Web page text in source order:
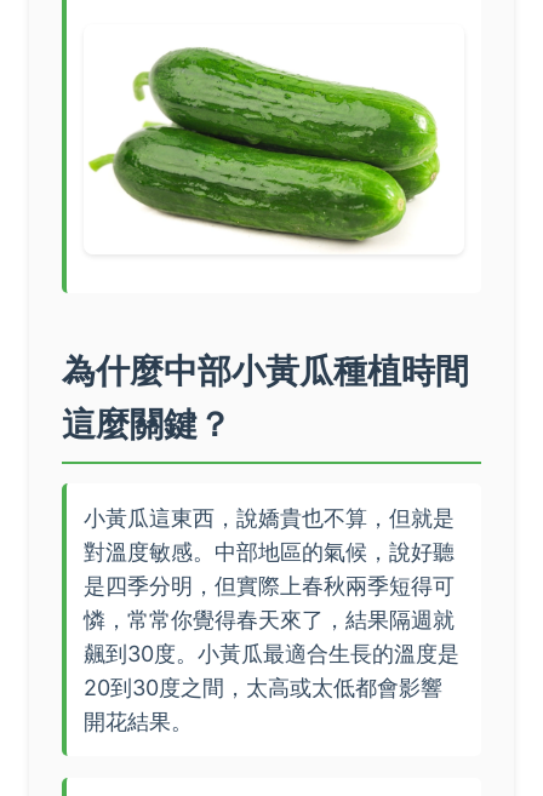
為什麼中部小黃瓜種植時間
這麼關鍵？
小黃瓜這東西，說嬌貴也不算，但就是
對溫度敏感。中部地區的氣候，說好聽
是四季分明，但實際上春秋兩季短得可
憐，常常你覺得春天來了，結果隔週就
飆到30度。小黃瓜最適合生長的溫度是
20到30度之間，太高或太低都會影響
開花結果。